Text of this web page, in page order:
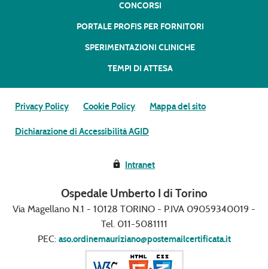
CONCORSI
PORTALE PROFIS PER FORNITORI
SPERIMENTAZIONI CLINICHE
TEMPI DI ATTESA
Privacy Policy Cookie Policy Mappa del sito
Dichiarazione di Accessibilità AGID
Intranet
Ospedale Umberto I di Torino
Via Magellano N.1 - 10128 TORINO - P.IVA 09059340019 -
Tel. 011-5081111
PEC: aso.ordinemauriziano@postemailcertificata.it